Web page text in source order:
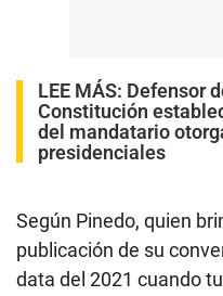
LEE MÁS: Defensor
Constitución
del mandatario
presidenciales
Según Pinedo, quien
publicación de su
data del 2021 cuando